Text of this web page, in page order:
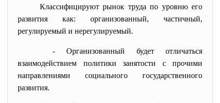
Классифицируютрынок трудапо уровню его
развития как: организованный, частичный,
регулируемый и нерегулируемый.
- Организованный будет отличаться
взаимодействием политики занятости с прочими
направлениями социального государственного
развития.